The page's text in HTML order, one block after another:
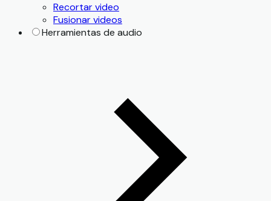
Recortar video
Fusionar videos
Herramientas de audio